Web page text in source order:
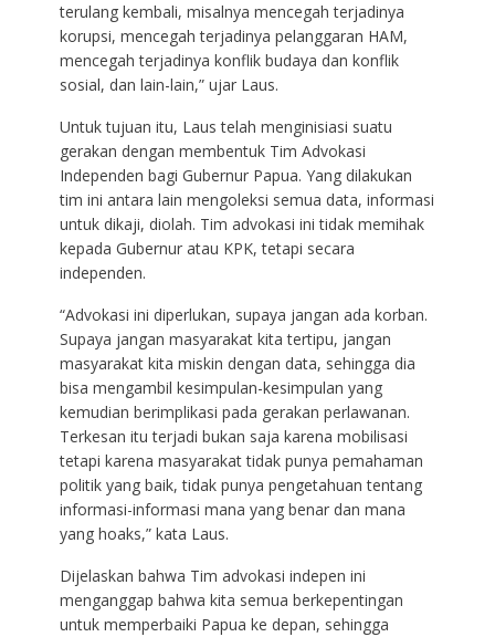
terulang kembali, misalnya mencegah terjadinya
korupsi, mencegah terjadinya pelanggaran HAM,
mencegah terjadinya konflik budaya dan konflik
sosial, dan lain-lain,” ujar Laus.
Untuk tujuan itu, Laus telah menginisiasi suatu
gerakan dengan membentuk Tim Advokasi
Independen bagi Gubernur Papua. Yang dilakukan
tim ini antara lain mengoleksi semua data, informasi
untuk dikaji, diolah. Tim advokasi ini tidak memihak
kepada Gubernur atau KPK, tetapi secara
independen.
“Advokasi ini diperlukan, supaya jangan ada korban.
Supaya jangan masyarakat kita tertipu, jangan
masyarakat kita miskin dengan data, sehingga dia
bisa mengambil kesimpulan-kesimpulan yang
kemudian berimplikasi pada gerakan perlawanan.
Terkesan itu terjadi bukan saja karena mobilisasi
tetapi karena masyarakat tidak punya pemahaman
politik yang baik, tidak punya pengetahuan tentang
informasi-informasi mana yang benar dan mana
yang hoaks,” kata Laus.
Dijelaskan bahwa Tim advokasi indepen ini
menganggap bahwa kita semua berkepentingan
untuk memperbaiki Papua ke depan, sehingga